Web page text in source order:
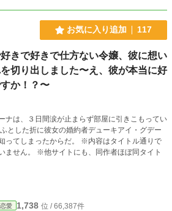
お気に入り追加 117
きで好きで仕方ない令嬢、彼に想い
切り出しました〜え、彼が本当に好
か！？〜
ナは、３日間涙が止まらず部屋に引きこもってい
した折に彼女の婚約者デューキアイ・グデー
らだ。 ※内容はタイトル通りで
ません。 ※他サイトにも、同作者ほぼ同タイト
恋愛 1,738 位 / 66,387件